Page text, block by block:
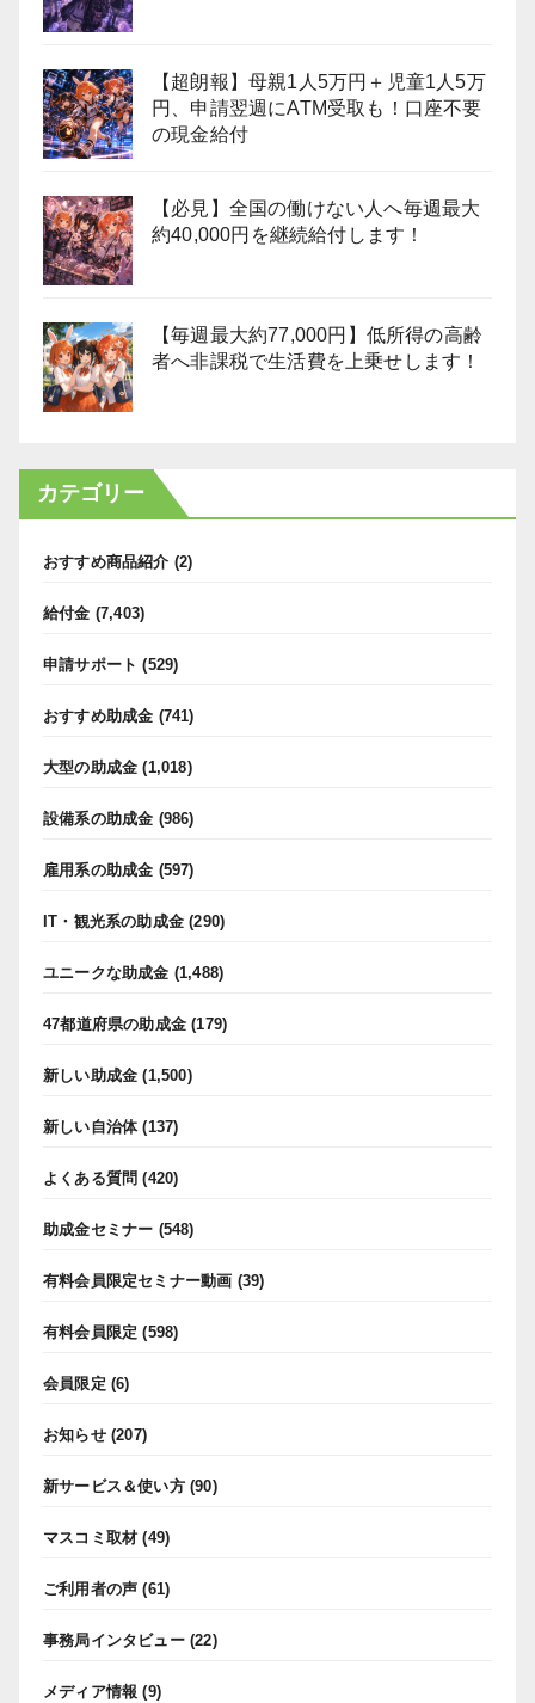
【超朗報】母親1人5万円＋児童1人5万
円、申請翌週にATM受取も！口座不要
の現金給付
【必見】全国の働けない人へ毎週最大
約40,000円を継続給付します！
【毎週最大約77,000円】低所得の高齢
者へ非課税で生活費を上乗せします！
カテゴリー
おすすめ商品紹介 (2)
給付金 (7,403)
申請サポート (529)
おすすめ助成金 (741)
大型の助成金 (1,018)
設備系の助成金 (986)
雇用系の助成金 (597)
IT・観光系の助成金 (290)
ユニークな助成金 (1,488)
47都道府県の助成金 (179)
新しい助成金 (1,500)
新しい自治体(137)
よくある質問 (420)
助成金セミナー (548)
有料会員限定セミナー動画 (39)
有料会員限定 (598)
会員限定 (6)
お知らせ(207)
新サービス＆使い方(90)
マスコミ取材 (49)
ご利用者の声 (61)
事務局インタビュー(22)
メディア情報 (9)